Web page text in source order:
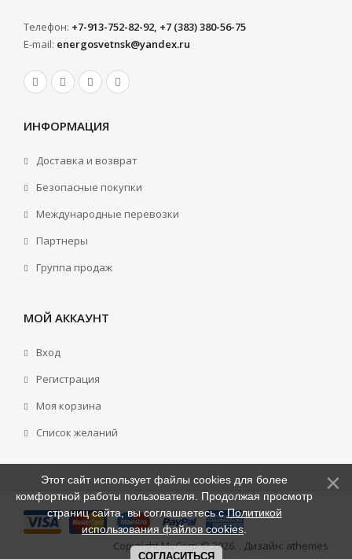
Телефон: +7-913-752-82-92, +7 (383) 380-56-75
E-mail: energosvetnsk@yandex.ru
ИНФОРМАЦИЯ
Доставка и возврат
Безопасные покупки
Международные перевозки
Партнеры
Группа продаж
МОЙ АККАУНТ
Вход
Регистрация
Моя корзина
Cписок желаний
Copyright MyCorp © 2026. . Дизайн: athemes
Этот сайт использует файлы cookies для более
комфортной работы пользователя. Продолжая просмотр
страниц сайта, вы соглашаетесь сПолитикой
использования файлов cookies
СОГЛАСИТЬСЯ